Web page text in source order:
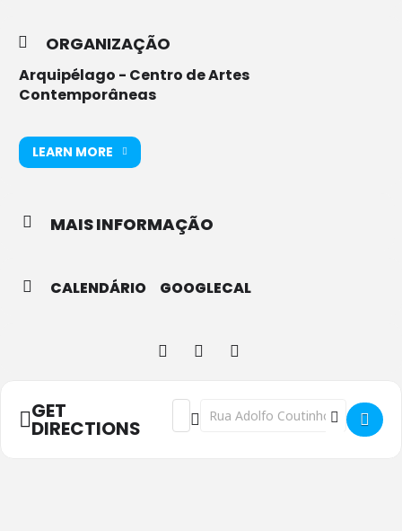
ORGANIZAÇÃO
Arquipélago - Centro de Artes
Contemporâneas
LEARN MORE
MAIS INFORMAÇÃO
CALENDÁRIO GOOGLECAL
GET
DIRECTIONS
Address - Pelos Cabelos - São Miguel,
Destination Address - Pelos